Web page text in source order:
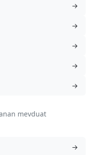
→
→
→
→
→
mevduat
→